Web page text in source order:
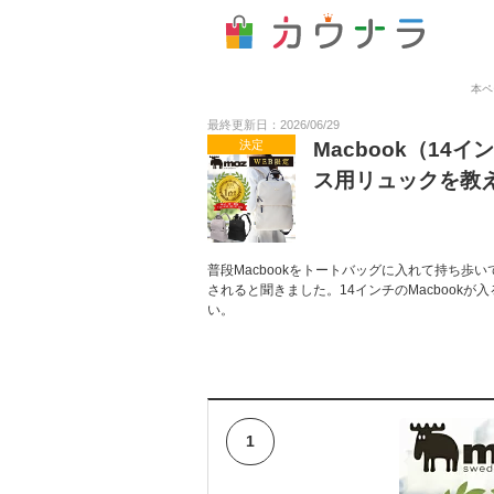
本
最終更新日：2026/06/29
決定
Macbook（14イ
ス用リュックを教
普段Macbookをトートバッグに入れて持ち歩
されると聞きました。14インチのMacbookが
い。
1